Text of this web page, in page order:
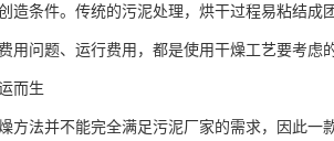
造条件。传统的污泥处理，烘干过程易粘结
用问题、运行费用，都是使用干燥工艺要考虑
而生
方法并不能完全满足污泥厂家的需求，因此